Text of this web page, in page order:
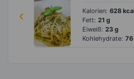
‹ Kalorien: 628
Fett: 21 g
Eiweiß: 23 g
Kohlehydrate: 76